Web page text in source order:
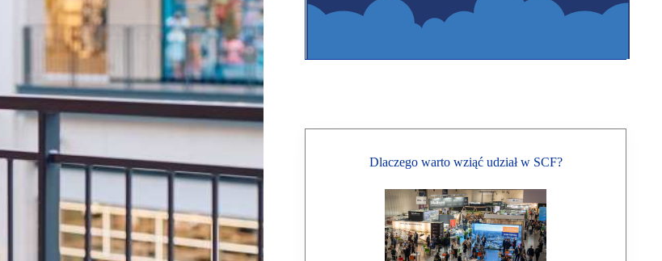
Dlaczego warto wziąć udział w SCF?